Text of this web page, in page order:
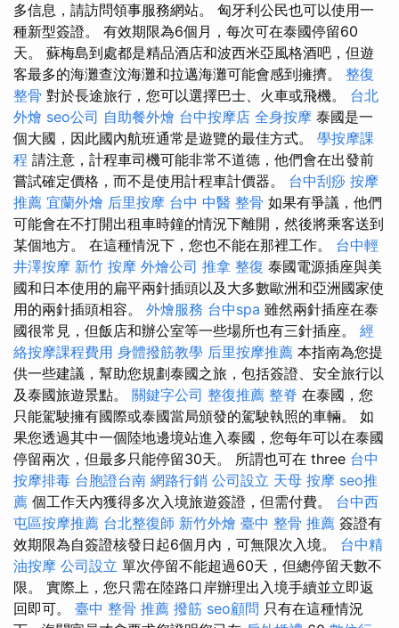
多信息，請訪問領事服務網站。 匈牙利公民也可以使用一
種新型簽證。 有效期限為6個月，每次可在泰國停留60
天。 蘇梅島到處都是精品酒店和波西米亞風格酒吧，但遊
客最多的海灘查汶海灘和拉邁海灘可能會感到擁擠。 整復
整骨 對於長途旅行，您可以選擇巴士、火車或飛機。 台北
外燴 seo公司 自助餐外燴 台中按摩店 全身按摩 泰國是一
個大國，因此國內航班通常是遊覽的最佳方式。 學按摩課
程 請注意，計程車司機可能非常不道德，他們會在出發前
嘗試確定價格，而不是使用計程車計價器。 台中刮痧 按摩
推薦 宜蘭外燴 后里按摩 台中 中醫 整骨 如果有爭議，他們
可能會在不打開出租車時鐘的情況下離開，然後將乘客送到
某個地方。 在這種情況下，您也不能在那裡工作。 台中輕
井澤按摩 新竹 按摩 外燴公司 推拿 整復 泰國電源插座與美
國和日本使用的扁平兩針插頭以及大多數歐洲和亞洲國家使
用的兩針插頭相容。 外燴服務 台中spa 雖然兩針插座在泰
國很常見，但飯店和辦公室等一些場所也有三針插座。 經
絡按摩課程費用 身體撥筋教學 后里按摩推薦 本指南為您提
供一些建議，幫助您規劃泰國之旅，包括簽證、安全旅行以
及泰國旅遊景點。 關鍵字公司 整復推薦 整脊 在泰國，您
只能駕駛擁有國際或泰國當局頒發的駕駛執照的車輛。 如
果您透過其中一個陸地邊境站進入泰國，您每年可以在泰國
停留兩次，但最多只能停留30天。 所謂也可在 three 台中
按摩排毒 台胞證台南 網路行銷 公司設立 天母 按摩 seo推
薦 個工作天內獲得多次入境旅遊簽證，但需付費。 台中西
屯區按摩推薦 台北整復師 新竹外燴 臺中 整骨 推薦 簽證有
效期限為自簽證核發日起6個月內，可無限次入境。 台中精
油按摩 公司設立 單次停留不能超過60天，但總停留天數不
限。 實際上，您只需在陸路口岸辦理出入境手續並立即返
回即可。 臺中 整骨 推薦 撥筋 seo顧問 只有在這種情況